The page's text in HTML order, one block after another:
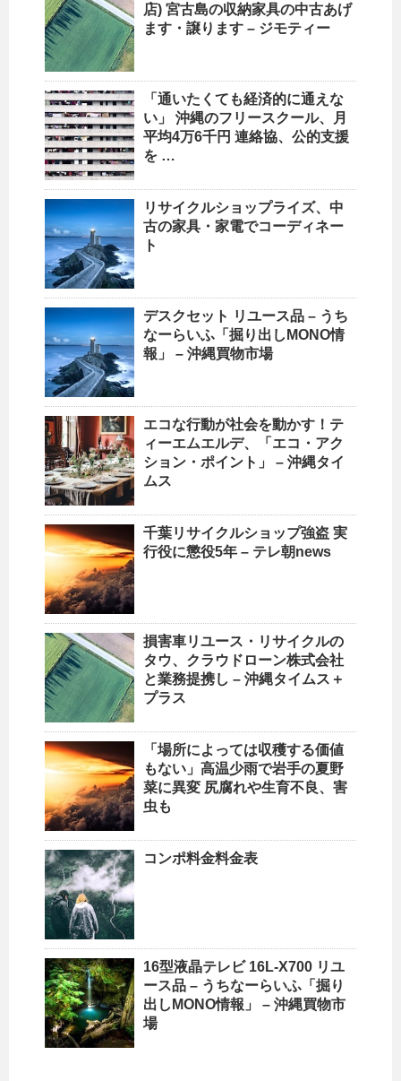
店) 宮古島の収納家具の中古あげ
ます・譲ります – ジモティー
「通いたくても経済的に通えな
い」 沖縄のフリースクール、月
平均4万6千円 連絡協、公的支援
を …
リサイクルショップライズ、中
古の家具・家電でコーディネー
ト
デスクセット リユース品 – うち
なーらいふ「掘り出しMONO情
報」 – 沖縄買物市場
エコな行動が社会を動かす！テ
ィーエムエルデ、「エコ・アク
ション・ポイント」 – 沖縄タイ
ムス
千葉リサイクルショップ強盗 実
行役に懲役5年 – テレ朝news
損害車リユース・ リサイクルの
タウ、クラウドローン株式会社
と業務提携し – 沖縄タイムス＋
プラス
「場所によっては収穫する価値
もない」高温少雨で岩手の夏野
菜に異変 尻腐れや生育不良、害
虫も
コンポ料金料金表
16型液晶テレビ 16L-X700 リユ
ース品 – うちなーらいふ「掘り
出しMONO情報」 – 沖縄買物市
場